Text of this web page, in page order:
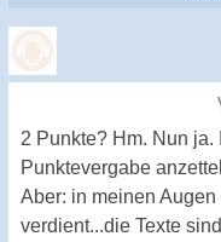
2 Punkte? Hm. Nun
Punktevergabe
Aber: in meinen
verdient...die Texte